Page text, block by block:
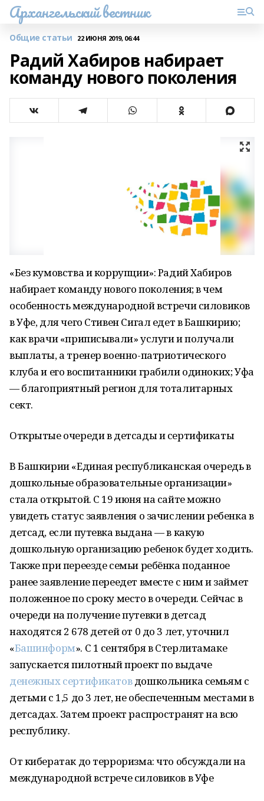
Архангельский вестник
Общие статьи 22 ИЮНЯ 2019, 06:44
Радий Хабиров набирает
команду нового поколения
«Без кумовства и коррупции»: Радий Хабиров
набирает команду нового поколения; в чем
особенность международной встречи силовиков
в Уфе, для чего Стивен Сигал едет в Башкирию;
как врачи «приписывали» услуги и получали
выплаты, а тренер военно-патриотического
клуба и его воспитанники грабили одиноких; Уфа
— благоприятный регион для тоталитарных
сект.
Открытые очереди в детсады и сертификаты
В Башкирии «Единая республиканская очередь в
дошкольные образовательные организации»
стала открытой. С 19 июня на сайте можно
увидеть статус заявления о зачислении ребенка в
детсад, если путевка выдана — в какую
дошкольную организацию ребенок будет ходить.
Также при переезде семьи ребёнка поданное
ранее заявление переедет вместе с ним и займет
положенное по сроку место в очереди. Сейчас в
очереди на получение путевки в детсад
находятся 2 678 детей от 0 до 3 лет, уточнил
«Башинформ». С 1 сентября в Стерлитамаке
запускается пилотный проект по выдаче
денежных сертификатовдошкольника семьям с
детьми с 1,5 до 3 лет, не обеспеченным местами в
детсадах. Затем проект распространят на всю
республику.
От кибератак до терроризма: что обсуждали на
международной встрече силовиков в Уфе